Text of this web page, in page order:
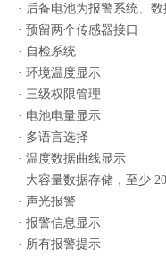
· 后备电池为报警系统、
· 预留两个传感器接口
· 自检系统
· 环境温度显示
· 三级权限管理
· 电池电量显示
· 多语言选择
· 温度数据曲线显示
· 大容量数据存储，至少
· 声光报警
· 报警信息显示
· 所有报警提示